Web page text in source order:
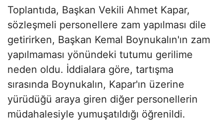
Toplantıda, Başkan Vekili Ahmet Kapar,
sözleşmeli personellere zam yapılması dile
getirirken, Başkan Kemal Boynukalın'ın zam
yapılmaması yönündeki tutumu gerilime
neden oldu. İddialara göre, tartışma
sırasında Boynukalın, Kapar'ın üzerine
yürüdüğü araya giren diğer personellerin
müdahalesiyle yumuşatıldığı öğrenildi.